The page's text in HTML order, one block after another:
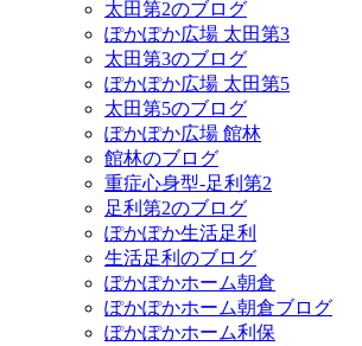
太田第2のブログ
ぽかぽか広場 太田第3
太田第3のブログ
ぽかぽか広場 太田第5
太田第5のブログ
ぽかぽか広場 館林
館林のブログ
重症心身型-足利第2
足利第2のブログ
ぽかぽか生活足利
生活足利のブログ
ぽかぽかホーム朝倉
ぽかぽかホーム朝倉ブログ
ぽかぽかホーム利保